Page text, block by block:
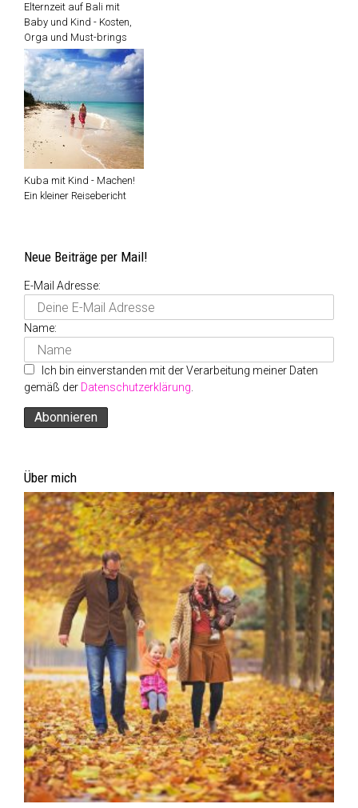
Elternzeit auf Bali mit
Baby und Kind - Kosten,
Orga und Must-brings
Kuba mit Kind - Machen!
Ein kleiner Reisebericht
Neue Beiträge per Mail!
E-Mail Adresse:
Name:
Ich bin einverstanden mit der Verarbeitung meiner Daten
gemäß der Datenschutzerklärung.
Über mich